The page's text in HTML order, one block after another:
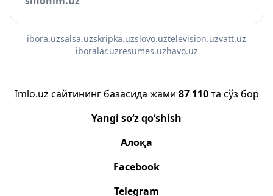
ibora.uzsalsa.uzskripka.uzslovo.uztelevision.uzvatt.uz
iboralar.uzresumes.uzhavo.uz
Imlo.uz сайтининг базасида жами 87 110та сўз бор
Yangi so‘z qo‘shish
Алоқа
Facebook
Telegram